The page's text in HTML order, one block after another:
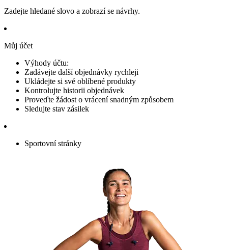
Zadejte hledané slovo a zobrazí se návrhy.
Můj účet
Výhody účtu:
Zadávejte další objednávky rychleji
Ukládejte si své oblíbené produkty
Kontrolujte historii objednávek
Proveďte žádost o vrácení snadným způsobem
Sledujte stav zásilek
Sportovní stránky